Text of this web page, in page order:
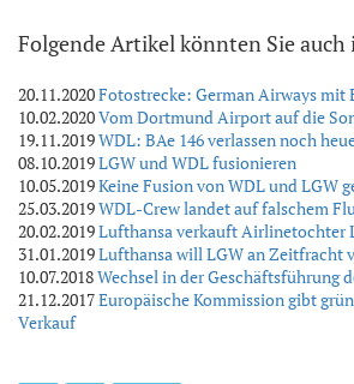
Folgende Artikel könnten Sie
20.11.2020Fotostrecke: German Airways mit
10.02.2020Vom Dortmund Airport auf die
19.11.2019WDL: BAe 146 verlassen noch
08.10.2019LGW und WDL fusionieren
10.05.2019Keine Fusion von WDL und LGW
25.03.2019WDL-Crew landet auf falschem
20.02.2019Lufthansa verkauft Airlinetochter
31.01.2019Lufthansa will LGW an Zeitfracht
10.07.2018Wechsel in der Geschäftsführung
21.12.2017Europäische Kommission gibt
Verkauf